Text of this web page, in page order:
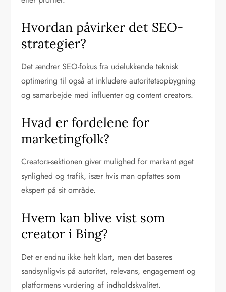
Hvordan påvirker det SEO-
strategier?
Det ændrer SEO-fokus fra udelukkende teknisk
optimering til også at inkludere autoritetsopbygning
og samarbejde med influenter og content creators.
Hvad er fordelene for
marketingfolk?
Creators-sektionen giver mulighed for markant øget
synlighed og trafik, især hvis man opfattes som
ekspert på sit område.
Hvem kan blive vist som
creator i Bing?
Det er endnu ikke helt klart, men det baseres
sandsynligvis på autoritet, relevans, engagement og
platformens vurdering af indholdskvalitet.